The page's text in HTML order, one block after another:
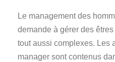
Le management des
demande à gérer des
tout aussi complexes. Les
manager sont contenus